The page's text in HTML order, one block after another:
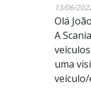
13/06/
Olá
A
uma